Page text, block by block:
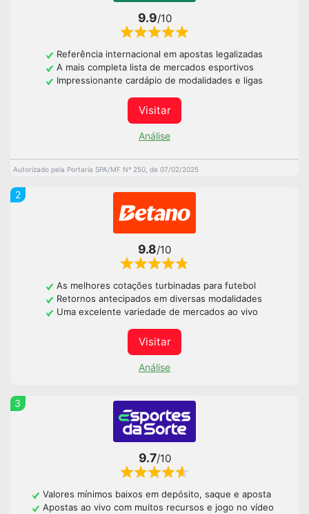
9.9/10
Referência internacional em apostas legalizadas
A mais completa lista de mercados esportivos
Impressionante cardápio de modalidades e ligas
Visitar
Análise
Autorizado pela Portaria SPA/MF Nº 250, de 07/02/2025
2
9.8/10
As melhores cotações turbinadas para futebol
Retornos antecipados em diversas modalidades
Uma excelente variedade de mercados ao vivo
Visitar
Análise
3
9.7/10
Valores mínimos baixos em depósito, saque e aposta
Apostas ao vivo com muitos recursos e jogo no vídeo